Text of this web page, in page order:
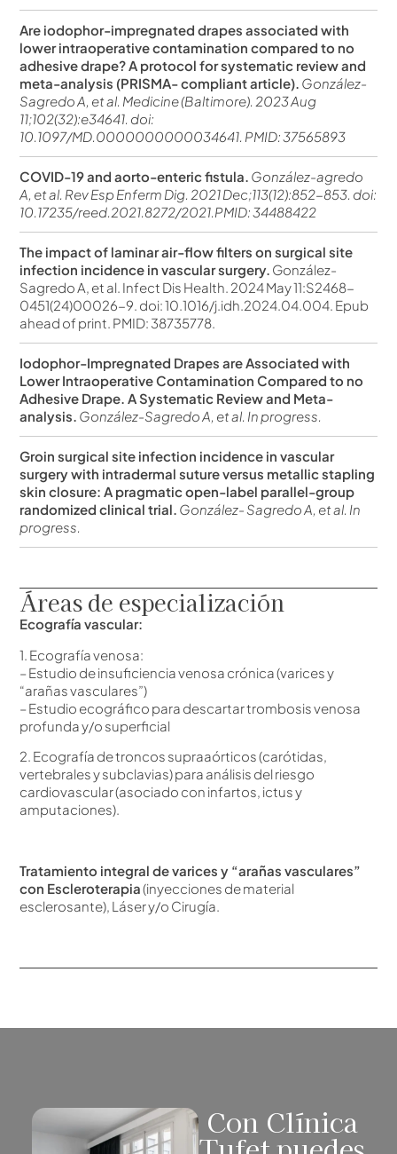
Are iodophor-impregnated drapes associated with
lower intraoperative contamination compared to no
adhesive drape? A protocol for systematic review and
meta-analysis (PRISMA- compliant article). González-
Sagredo A, et al. Medicine (Baltimore). 2023 Aug
11;102(32):e34641. doi:
10.1097/MD.0000000000034641. PMID: 37565893
COVID-19 and aorto-enteric fistula. González-agredo
A, et al. Rev Esp Enferm Dig. 2021 Dec;113(12):852-853. doi:
10.17235/reed.2021.8272/2021.PMID: 34488422
The impact of laminar air-flow filters on surgical site
infection incidence in vascular surgery. González-
Sagredo A, et al. Infect Dis Health. 2024 May 11:S2468-
0451(24)00026-9. doi: 10.1016/j.idh.2024.04.004. Epub
ahead of print. PMID: 38735778.
Iodophor-Impregnated Drapes are Associated with
Lower Intraoperative Contamination Compared to no
Adhesive Drape. A Systematic Review and Meta-
analysis. González-Sagredo A, et al. In progress.
Groin surgical site infection incidence in vascular
surgery with intradermal suture versus metallic stapling
skin closure: A pragmatic open-label parallel-group
randomized clinical trial. González- Sagredo A, et al. In
progress.
Áreas de especialización
Ecografía vascular:
1. Ecografía venosa:
– Estudio de insuficiencia venosa crónica (varices y
“arañas vasculares”)
– Estudio ecográfico para descartar trombosis venosa
profunda y/o superficial
2. Ecografía de troncos supraaórticos (carótidas,
vertebrales y subclavias) para análisis del riesgo
cardiovascular (asociado con infartos, ictus y
amputaciones).
Tratamiento integral de varices y “arañas vasculares”
con Escleroterapia(inyecciones de material
esclerosante), Láser y/o Cirugía.
Con Clínica